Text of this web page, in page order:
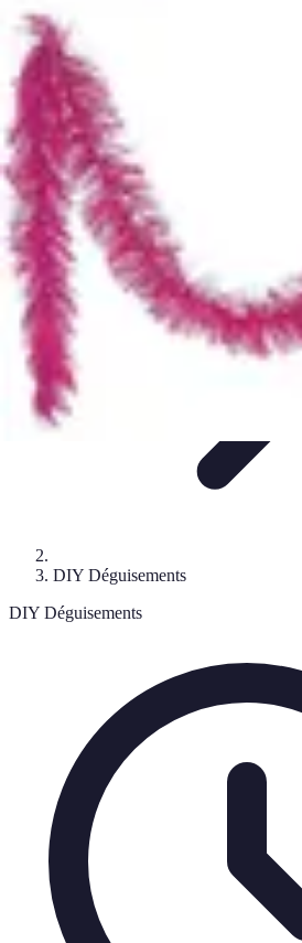
Déguisements Frayeurs
Idées de Déguisements
astuces Inspiration
Déguisements Frayeurs
DIY Déguisements
DIY Déguisements